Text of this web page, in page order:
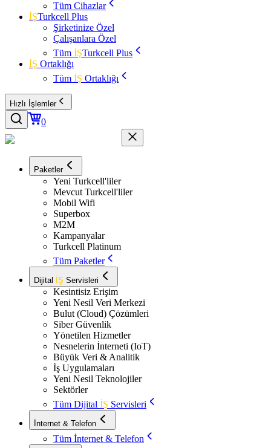
Tüm Cihazlar
İŞTurkcell Plus
Şirketinize Özel
Çalışanlara Özel
Tüm İŞTurkcell Plus
İŞ Ortaklığı
Tüm İŞ Ortaklığı
Hızlı İşlemler
0
Paketler
Yeni Turkcell'liler
Mevcut Turkcell'liler
Mobil Wifi
Superbox
M2M
Kampanyalar
Turkcell Platinum
Tüm Paketler
Dijital İŞ Servisleri
Kesintisiz Erişim
Yeni Nesil Veri Merkezi
Bulut (Cloud) Çözümleri
Siber Güvenlik
Yönetilen Hizmetler
Nesnelerin İnterneti (IoT)
Büyük Veri & Analitik
İş Uygulamaları
Yeni Nesil Teknolojiler
Sektörler
Tüm Dijital İŞ Servisleri
İnternet & Telefon
Tüm İnternet & Telefon